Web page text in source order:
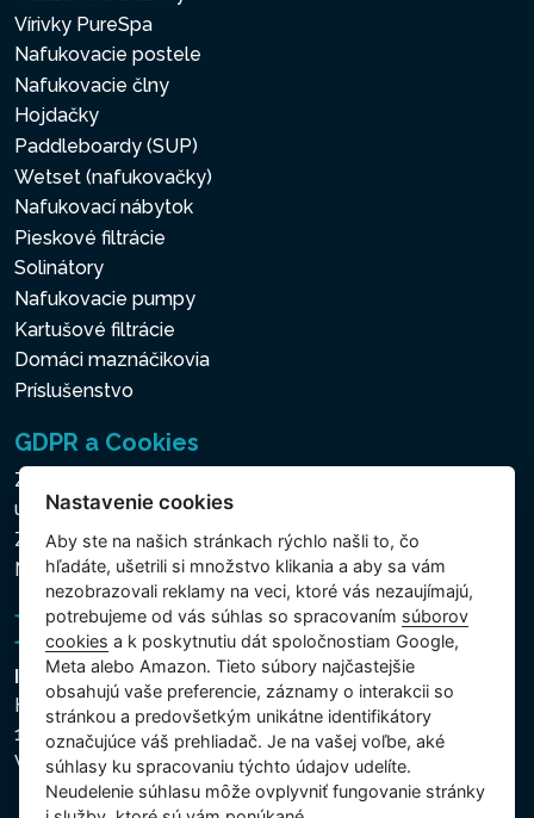
Vírivky PureSpa
Nafukovacie postele
Nafukovacie člny
Hojdačky
Paddleboardy (SUP)
Wetset (nafukovačky)
Nafukovací nábytok
Pieskové filtrácie
Solinátory
Nafukovacie pumpy
Kartušové filtrácie
Domáci maznáčikovia
Príslušenstvo
GDPR a Cookies
Zásady ochrany osobných a ďalších spracovávaných
údajov
Zásady používania súborov cookies
Nastavenie cookies
Intex Trading, s.r.o.
Hradecká 2526/3
130 00 Praha 3
Vinohrady - Česká republika
Nastavenie cookies
Aby ste na našich stránkach rýchlo našli to, čo
hľadáte, ušetrili si množstvo klikania a aby sa vám
nezobrazovali reklamy na veci, ktoré vás nezaujímajú,
potrebujeme od vás súhlas so spracovaním súborov
cookies a k poskytnutiu dát spoločnostiam Google,
Meta alebo Amazon. Tieto súbory najčastejšie
obsahujú vaše preferencie, záznamy o interakcii so
stránkou a predovšetkým unikátne identifikátory
označujúce váš prehliadač. Je na vašej voľbe, aké
súhlasy ku spracovaniu týchto údajov udelíte.
Neudelenie súhlasu mȏže ovplyvniť fungovanie stránky